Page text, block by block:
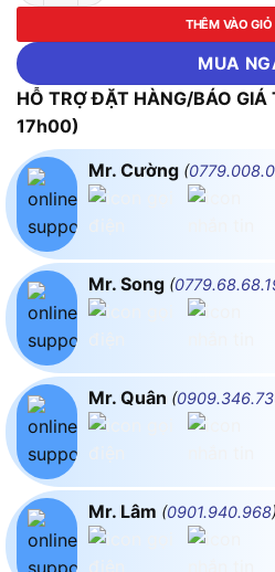
THÊM VÀO GIỎ
MUA
HỖ TRỢ ĐẶT HÀNG/BÁO
17h00)
Mr. Cường (
Mr. Song (
Mr. Quân (
Mr. Lâm (0901.940.968)